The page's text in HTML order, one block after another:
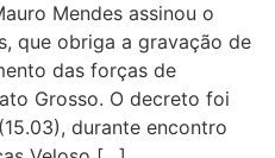
Mendes assinou o
que obriga a gravação de
das forças de
Grosso. O decreto foi
durante encontro